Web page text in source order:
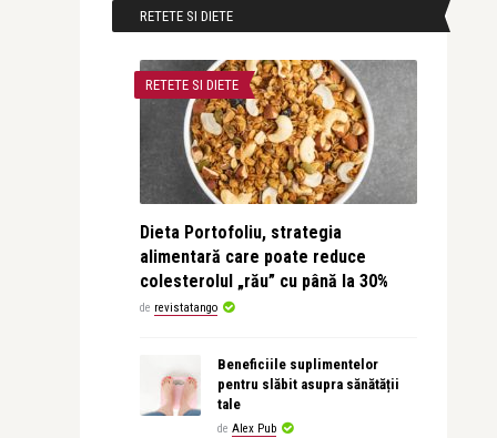
RETETE SI DIETE
RETETE SI DIETE
Dieta Portofoliu, strategia
alimentară care poate reduce
colesterolul „rău” cu până la 30%
de revistatango
Beneficiile suplimentelor
pentru slăbit asupra sănătății
tale
de Alex Pub